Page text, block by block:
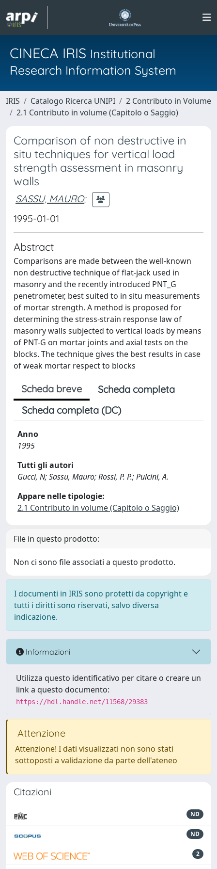
CINECA IRIS Institutional
Research Information System
IRIS Catalogo Ricerca UNIPI
2 Contributo in Volume
2.1 Contributo in volume (Capitolo o Saggio)
Comparison of non destructive in
situ techniques for vertical load
strength assessment in masonry
walls
SASSU, MAURO;
1995-01-01
Abstract
Comparisons are made between the well-known
non destructive technique of flat-jack used in
masonry and the recently introduced PNT_G
penetrometer, best suited to in situ measurements
of mortar strength. A method is proposed for
determining the stress-strain response law of
masonry walls subjected to vertical loads by means
of PNT-G on mortar joints and axial tests on the
blocks. The technique gives the best results in case
of weak mortar respect to blocks
Scheda breve
Scheda completa
Scheda completa (DC)
Anno
1995
Tutti gli autori
Gucci, N; Sassu, Mauro; Rossi, P. P.; Pulcini, A.
Appare nelle tipologie:
2.1 Contributo in volume (Capitolo o Saggio)
File in questo prodotto:
Non ci sono file associati a questo prodotto.
I documenti in IRIS sono protetti da copyright e
tutti i diritti sono riservati, salvo diversa
indicazione.
Informazioni
Utilizza questo identificativo per citare o creare un
link a questo documento:
https://hdl.handle.net/11568/29383
Attenzione
Attenzione! I dati visualizzati non sono stati
sottoposti a validazione da parte dell'ateneo
Citazioni
ND
ND
2